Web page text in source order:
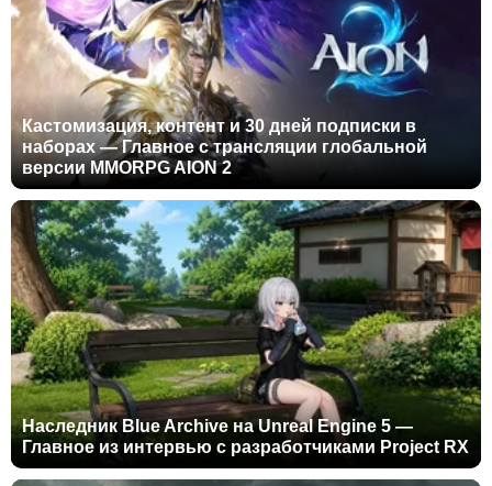
Кастомизация, контент и 30 дней подписки в
наборах — Главное с трансляции глобальной
версии MMORPG AION 2
Наследник Blue Archive на Unreal Engine 5 —
Главное из интервью с разработчиками Project RX